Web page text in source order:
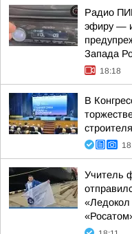
Радио
эфиру —
Запада
18:18
В
строителя
Учитель
«Ледокол